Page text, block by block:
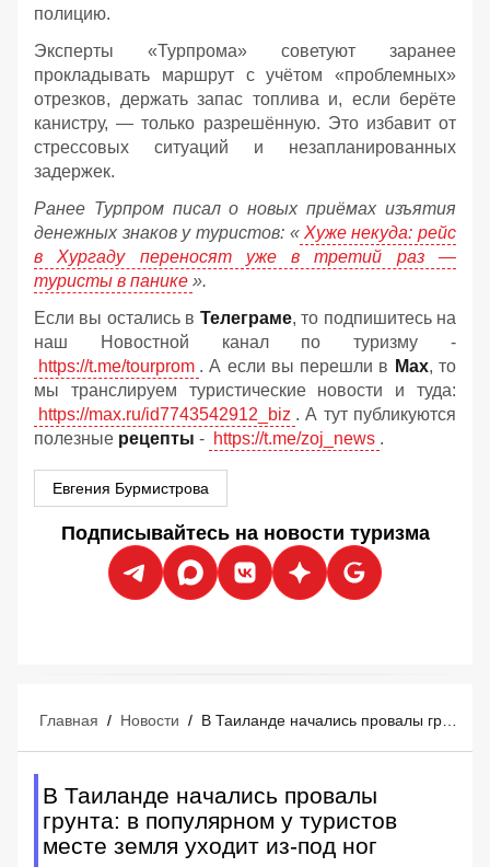
полицию.
Эксперты «Турпрома» советуют заранее
прокладывать маршрут с учётом «проблемных»
отрезков, держать запас топлива и, если берёте
канистру, — только разрешённую. Это избавит от
стрессовых ситуаций и незапланированных
задержек.
Ранее Турпром писал о новых приёмах изъятия
денежных знаков у туристов: « Хуже некуда: рейс
в Хургаду переносят уже в третий раз —
туристы в панике ».
Если вы остались в Телеграме, то подпишитесь на
наш Новостной канал по туризму -
https://t.me/tourprom . А если вы перешли в Мах, то
мы транслируем туристические новости и туда:
https://max.ru/id7743542912_biz . А тут публикуются
полезные рецепты - https://t.me/zoj_news .
Евгения Бурмистрова
Подписывайтесь на новости туризма
Главная / Новости /
В Таиланде начались провалы
грунта: в популярном у туристов
месте земля уходит из-под ног